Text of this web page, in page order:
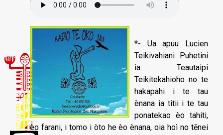
*- Ua apuu Lucien
Teikivahiani Puhetini
ia Teautaipi
Teikitekahioho no te
hakapahi i te tau
ènana ia titii i te tau
ponatekao èo tahiti,
èo farani, i tomo i òto he èo ènana, oia hoì no tēnei